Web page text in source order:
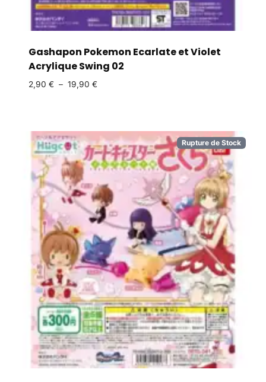
Gashapon Pokemon Ecarlate et Violet
Acrylique Swing 02
2,90 € – 19,90 €
Rupture de Stock